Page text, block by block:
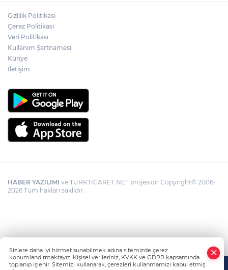
Gizlilik Politikası
Çerez Politikası
Veri Politikası
Kullanım Şartnamesi
Künye
İletişim
HABER YAZILIMI ve TURKTICARET.NET projesidir Copyright© 2006-
2026 Tüm hakları saklıdır.
Sizlere daha iyi hizmet sunabilmek adına sitemizde çerez
konumlandırmaktayız. Kişisel verileriniz, KVKK ve GDPR kapsamında
toplanıp işlenir. Sitemizi kullanarak, çerezleri kullanmamızı kabul etmiş